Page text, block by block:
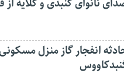
انفجار گاز منزل